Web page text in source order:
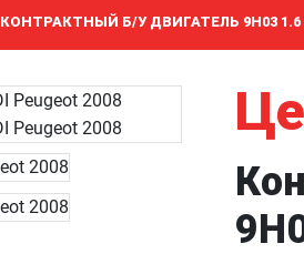
КОНТРАКТНЫЙ Б/У ДВИГАТЕЛЬ 9H03 1.6